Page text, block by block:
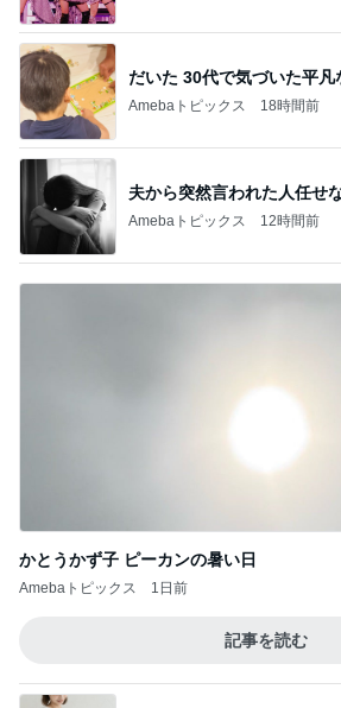
だいた 30代で気づいた平凡
Amebaトピックス 18時間前
夫から突然言われた人任せ
Amebaトピックス 12時間前
かとうかず子 ピーカンの暑い日
Amebaトピックス 1日前
記事を読む